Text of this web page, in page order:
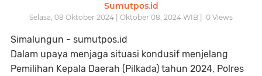
Sumutpos.id
Selasa, 08 Oktober 2024 | Oktober 08, 2024 WIB | 0 Views
Simalungun - sumutpos.id
Dalam upaya menjaga situasi kondusif menjelang
Pemilihan Kepala Daerah (Pilkada) tahun 2024, Polres